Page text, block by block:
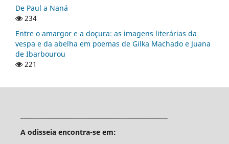
De Paul a Naná
234
Entre o amargor e a doçura: as imagens literárias da
vespa e da abelha em poemas de Gilka Machado e Juana
de Ibarbourou
221
A odisseia encontra-se em: